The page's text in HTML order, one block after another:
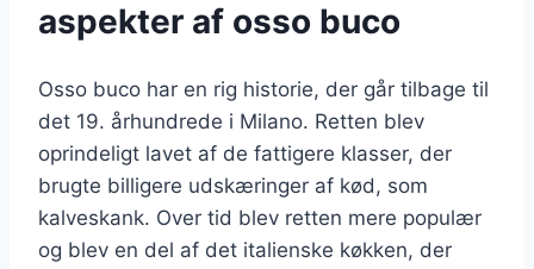
aspekter af osso buco
Osso buco har en rig historie, der går tilbage til
det 19. århundrede i Milano. Retten blev
oprindeligt lavet af de fattigere klasser, der
brugte billigere udskæringer af kød, som
kalveskank. Over tid blev retten mere populær
og blev en del af det italienske køkken, der